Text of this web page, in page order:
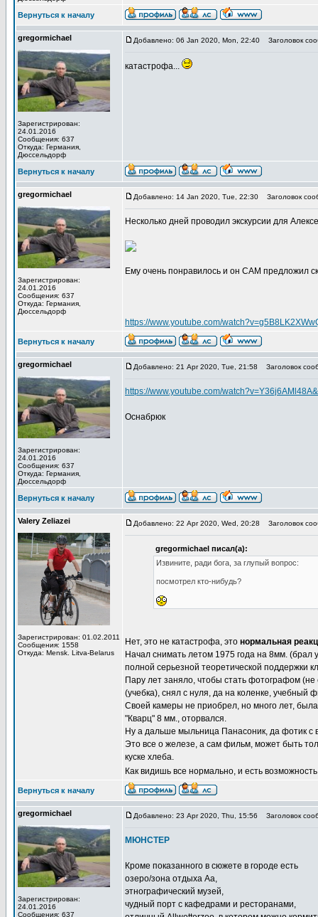
Вернуться к началу
gregormichael
Зарегистрирован:
24.01.2016
Сообщения: 637
Откуда: Германия,
Дюссельдорф
Добавлено: 06 Jan 2020, Mon, 22:40 Заголовок
катастрофа...
Вернуться к началу
gregormichael
Зарегистрирован:
24.01.2016
Сообщения: 637
Откуда: Германия,
Дюссельдорф
Добавлено: 14 Jan 2020, Tue, 22:30 Заголовок
Несколько дней проводил экскурсии для
Ему очень понравилось и он САМ предложил
https://www.youtube.com/
Вернуться к началу
gregormichael
Зарегистрирован:
24.01.2016
Сообщения: 637
Откуда: Германия,
Дюссельдорф
Добавлено: 21 Apr 2020, Tue, 21:58 Заголовок
https://www.youtube.com/
Оснабрюк
Вернуться к началу
Valery Zeliazei
Зарегистрирован: 01.02.2011
Сообщения: 1558
Откуда: Mensk. Litva-Belarus
Добавлено: 22 Apr 2020, Wed, 20:28 Заголовок
gregormichael писал(а):
Извините, ради бога, за глупый вопрос:
посмотрел кто-нибудь?
Нет, это не катастрофа, это нормальная
Начал снимать летом 1975 года на 8мм. (брал
полной серьезной теоретической поддержки
Пару лет заняло, чтобы стать фотографом (не
(учебка), снял с нуля, да на коленке,
Своей камеры не приобрел, но много лет,
"Кварц" 8 мм., оторвался.
Ну а дальше мыльница Панасоник, да фотик с
Это все о железе, а сам фильм, может быть
куске хлеба.
Как видишь все нормально, и есть
Вернуться к началу
gregormichael
Зарегистрирован:
24.01.2016
Сообщения: 637
Добавлено: 23 Apr 2020, Thu, 15:56 Заголовок
МЮНСТЕР
Кроме показанного в сюжете в городе есть
озеро/зона отдыха Аа,
этнографический музей,
чудный порт с кафедрами и ресторанами,